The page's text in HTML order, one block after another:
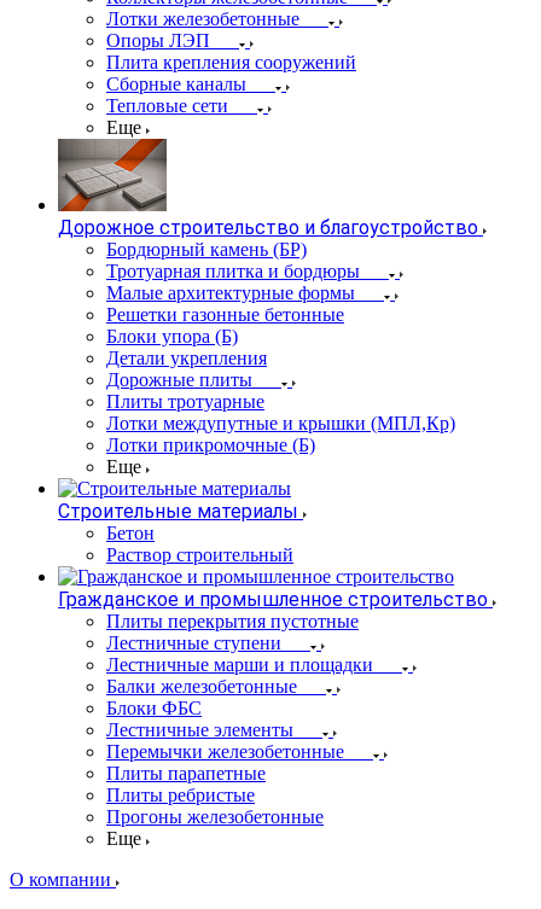
Лотки железобетонные
Опоры ЛЭП
Плита крепления сооружений
Сборные каналы
Тепловые сети
Еще
Дорожное строительство и благоустройство
Бордюрный камень (БР)
Тротуарная плитка и бордюры
Малые архитектурные формы
Решетки газонные бетонные
Блоки упора (Б)
Детали укрепления
Дорожные плиты
Плиты тротуарные
Лотки междупутные и крышки (МПЛ,Кр)
Лотки прикромочные (Б)
Еще
Строительные материалы
Бетон
Раствор строительный
Гражданское и промышленное строительство
Плиты перекрытия пустотные
Лестничные ступени
Лестничные марши и площадки
Балки железобетонные
Блоки ФБС
Лестничные элементы
Перемычки железобетонные
Плиты парапетные
Плиты ребристые
Прогоны железобетонные
Еще
О компании